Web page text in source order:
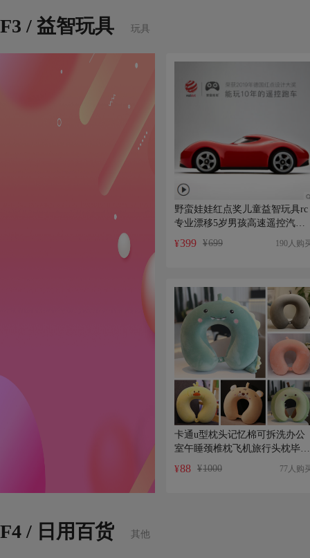
F3 / 益智玩具 玩具
野蛮娃娃红点奖儿童益智玩具rc
专业漂移5岁男孩高速遥控汽车
模型
¥399 ¥699 190人购
卡通u型枕头记忆棉可拆洗办公
室午睡颈椎枕飞机旅行头枕毕业
礼物
¥88 ¥1000 77人购
F4 / 日用百货 其他